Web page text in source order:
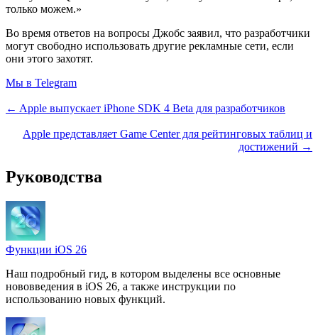
только можем.»
Во время ответов на вопросы Джобс заявил, что разработчики
могут свободно использовать другие рекламные сети, если
они этого захотят.
Мы в Telegram
← Apple выпускает iPhone SDK 4 Beta для разработчиков
Apple представляет Game Center для рейтинговых таблиц и
достижений →
Руководства
Функции iOS 26
Наш подробный гид, в котором выделены все основные
нововведения в iOS 26, а также инструкции по
использованию новых функций.